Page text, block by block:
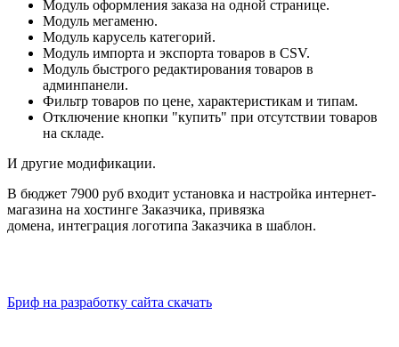
Модуль оформления заказа на одной странице.
Модуль мегаменю.
Модуль карусель категорий.
Модуль импорта и экспорта товаров в CSV.
Модуль быстрого редактирования товаров в
админпанели.
Фильтр товаров по цене, характеристикам и типам.
Отключение кнопки "купить" при отсутствии товаров
на складе.
И другие модификации.
В бюджет 7900 руб входит установка и настройка интернет-
магазина на хостинге Заказчика, привязка
домена, интеграция логотипа Заказчика в шаблон.
Бриф на разработку сайта скачать